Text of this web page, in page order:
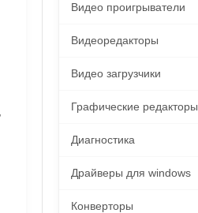
Видео проигрыватели
Видеоредакторы
Видео загрузчики
Графические редакторы
Диагностика
Драйверы для windows
Конверторы